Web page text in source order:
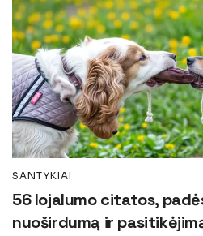
SANTYKIAI
56 lojalumo citatos,
nuoširdumą ir